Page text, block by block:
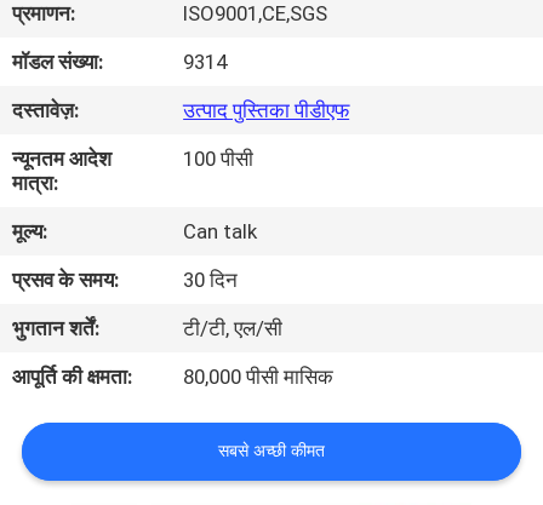
हमारे
बारे
में
कारखाने
का
दौरा
गुणवत्ता
हमसे
प्रमाणन:
ISO9001,CE,SGS
मॉडल संख्या:
9314
दस्तावेज़:
उत्पाद पुस्तिका पीडीएफ
न्यूनतम आदेश
मात्रा:
100 पीसी
मूल्य:
Can talk
प्रसव के समय:
30 दिन
भुगतान शर्तें:
टी/टी, एल/सी
आपूर्ति की क्षमता:
80,000 पीसी मासिक
सबसे अच्छी कीमत